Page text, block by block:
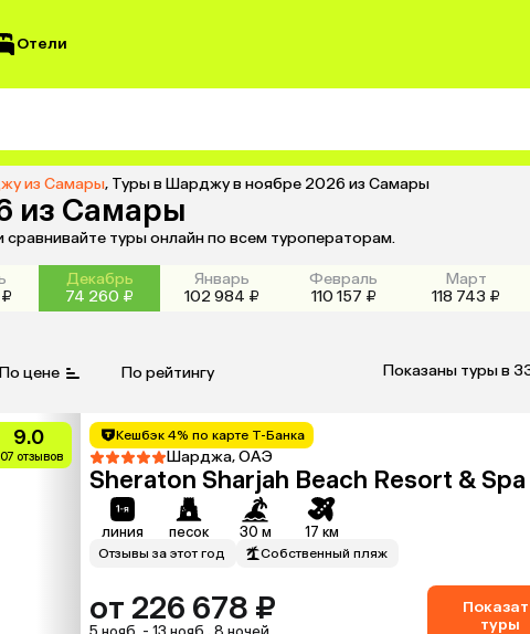
Отели
из Самары, Туры в Шарджу в ноябре 2026 из Самары
из Самары
туры онлайн по всем туроператорам.
Декабрь
74 260 ₽
Январь
102 984 ₽
Февраль
110 157 ₽
Март
118 743 ₽
По цене По рейтингу Показаны туры в
9.0
отзывов
Кешбэк 4% по карте Т-Банка
Шарджа, ОАЭ
Sheraton Sharjah Beach Resort & Spa
линия песок 30 м 17 км
Отзывы за этот год Собственный пляж
от 226 678 ₽
туры